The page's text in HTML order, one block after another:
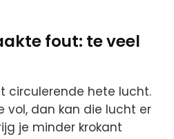
fout: te veel
circulerende hete lucht.
vol, dan kan die lucht er
je minder krokant